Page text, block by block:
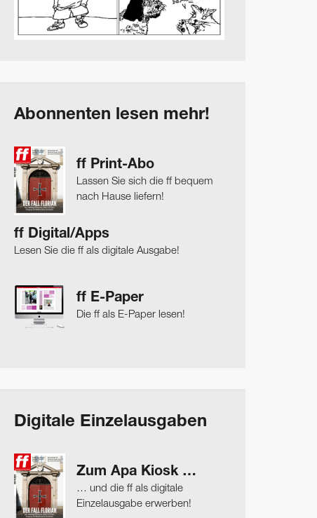
Abonnenten lesen mehr!
ff Print-Abo
Lassen Sie sich die ff bequem
nach Hause liefern!
ff Digital/Apps
Lesen Sie die ff als digitale Ausgabe!
ff E-Paper
Die ff als E-Paper lesen!
Digitale Einzelausgaben
Zum Apa Kiosk …
… und die ff als digitale
Einzelausgabe erwerben!